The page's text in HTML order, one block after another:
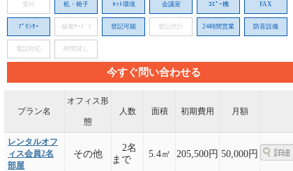
受付 机・椅子 ﾈｯﾄ環境 会議室 ｺﾋﾟｰ機 FAX
ﾌﾟﾘﾝﾀｰ 秘書ｻｰﾋﾞｽ 登記可能 登記代行 24時間営業 防音設備
電話対応 時間貸し
今すぐ問い合わせる
プラン名
オフィス形
態
人数 面積 初期費用 月額
レンタルオフ
ィス会員2名
部屋
その他
2名
まで
5.4㎡ 205,500円 50,000円